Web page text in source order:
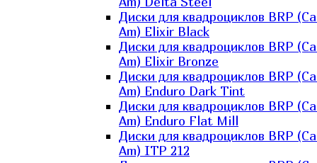
Диски для квадроциклов BRP
Am) Elixir Black
Диски для квадроциклов BRP
Am) Elixir Bronze
Диски для квадроциклов BRP
Am) Enduro Dark Tint
Диски для квадроциклов BRP
Am) Enduro Flat Mill
Диски для квадроциклов BRP
Am) ITP 212